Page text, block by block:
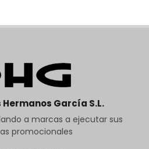
García S.L.
a marcas a ejecutar sus
promocionales